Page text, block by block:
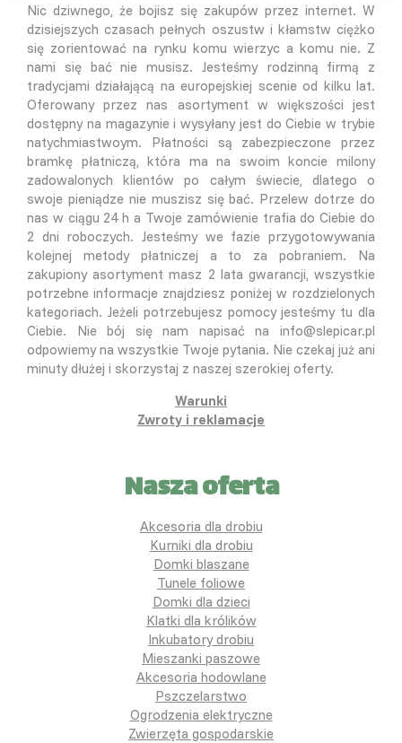
Nic dziwnego, że bojisz się zakupów przez internet. W
dzisiejszych czasach pełnych oszustw i kłamstw ciężko
się zorientować na rynku komu wierzyc a komu nie. Z
nami się bać nie musisz. Jesteśmy rodzinną firmą z
tradycjami działającą na europejskiej scenie od kilku lat.
Oferowany przez nas asortyment w większości jest
dostępny na magazynie i wysyłany jest do Ciebie w trybie
natychmiastwoym. Płatności są zabezpieczone przez
bramkę płatniczą, która ma na swoim koncie milony
zadowalonych klientów po całym świecie, dlatego o
swoje pieniądze nie muszisz się bać. Przelew dotrze do
nas w ciągu 24 h a Twoje zamówienie trafia do Ciebie do
2 dni roboczych. Jesteśmy we fazie przygotowywania
kolejnej metody płatniczej a to za pobraniem. Na
zakupiony asortyment masz 2 lata gwarancji, wszystkie
potrzebne informacje znajdziesz poniżej w rozdzielonych
kategoriach. Jeżeli potrzebujesz pomocy jesteśmy tu dla
Ciebie. Nie bój się nam napisać na info@slepicar.pl
odpowiemy na wszystkie Twoje pytania. Nie czekaj już ani
minuty dłużej i skorzystaj z naszej szerokiej oferty.
Warunki
Zwroty i reklamacje
Nasza oferta
Akcesoria dla drobiu
Kurniki dla drobiu
Domki blaszane
Tunele foliowe
Domki dla dzieci
Klatki dla królików
Inkubatory drobiu
Mieszanki paszowe
Akcesoria hodowlane
Pszczelarstwo
Ogrodzenia elektryczne
Zwierzęta gospodarskie